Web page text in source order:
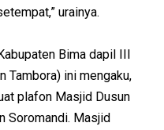
urainya.
Bima dapil III
Tambora) ini mengaku,
plafon Masjid Dusun
Soromandi. Masjid